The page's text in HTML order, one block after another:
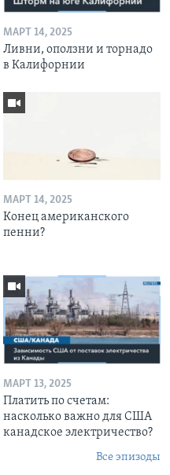
МАРТ 14, 2025
Ливни, оползни и торнадо
в Калифорнии
МАРТ 14, 2025
Конец американского
пенни?
МАРТ 13, 2025
Платить по счетам:
насколько важно для США
канадское электричество?
Все эпизоды